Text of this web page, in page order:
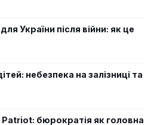
України після війни: як це
небезпека на залізниці та
Patriot: бюрократія як головна